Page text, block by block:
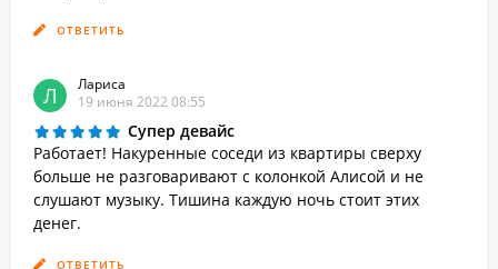
ОТВЕТИТЬ
Л
Лариса
19 июня 2022 08:55
Супер девайс
Работает! Накуренные соседи из квартиры сверху
больше не разговаривают с колонкой Алисой и не
слушают музыку. Тишина каждую ночь стоит этих
денег.
ОТВЕТИТЬ